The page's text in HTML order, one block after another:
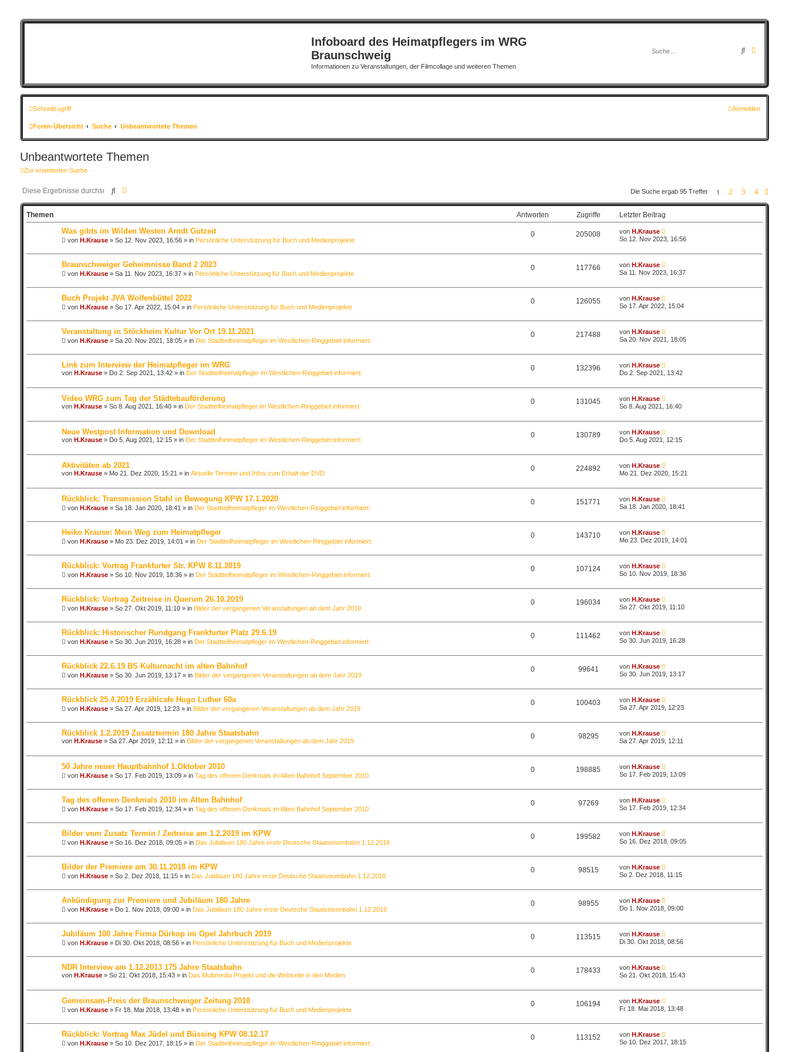
Infoboard des Heimatpflegers im WRG
Braunschweig
Informationen zu Veranstaltungen, der Filmcollage und weiteren Themen
Suche
Schnellzugriff Anmelden
Foren-Übersicht Suche Unbeantwortete Themen
Unbeantwortete Themen
Zur erweiterten Suche
SucheErweiterte Suche Die Suche ergab 95 Treffer 1 2 3 4
Themen Antworten Zugriffe Letzter Beitrag
Was gibts im Wilden Westen Arndt Gutzeit
von H.Krause» So 12. Nov 2023, 16:56» in Persönliche Unterstützung für Buch und Medienprojekte
0 205008 vonH.Krause
So 12. Nov 2023, 16:56
Braunschweiger Geheimnisse Band 2 2023
von H.Krause» Sa 11. Nov 2023, 16:37» in Persönliche Unterstützung für Buch und Medienprojekte
0 117766 vonH.Krause
Sa 11. Nov 2023, 16:37
Buch Projekt JVA Wolfenbüttel 2022
von H.Krause» So 17. Apr 2022, 15:04» in Persönliche Unterstützung für Buch und Medienprojekte
0 126055 vonH.Krause
So 17. Apr 2022, 15:04
Veranstaltung in Stöckheim Kultur Vor Ort 19.11.2021
von H.Krause» Sa 20. Nov 2021, 18:05» in Der Stadtteilheimatpfleger im Westlichen-Ringgebiet informiert:
0 217488 vonH.Krause
Sa 20. Nov 2021, 18:05
Link zum Interview der Heimatpfleger im WRG
von H.Krause» Do 2. Sep 2021, 13:42» in Der Stadtteilheimatpfleger im Westlichen-Ringgebiet informiert:
0 132396 vonH.Krause
Do 2. Sep 2021, 13:42
Video WRG zum Tag der Städtebauförderung
von H.Krause» So 8. Aug 2021, 16:40» in Der Stadtteilheimatpfleger im Westlichen-Ringgebiet informiert:
0 131045 vonH.Krause
So 8. Aug 2021, 16:40
Neue Westpost Information und Download
von H.Krause» Do 5. Aug 2021, 12:15» in Der Stadtteilheimatpfleger im Westlichen-Ringgebiet informiert:
0 130789 vonH.Krause
Do 5. Aug 2021, 12:15
Aktivitäten ab 2021
von H.Krause» Mo 21. Dez 2020, 15:21 » in Aktuelle Termine und Infos zum Erhalt der DVD
0 224892 vonH.Krause
Mo 21. Dez 2020, 15:21
Rückblick: Transmission Stahl in Bewegung KPW 17.1.2020
von H.Krause» Sa 18. Jan 2020, 18:41 » in Der Stadtteilheimatpfleger im Westlichen-Ringgebiet informiert:
0 151771 vonH.Krause
Sa 18. Jan 2020, 18:41
Heiko Krause: Mein Weg zum Heimatpfleger
von H.Krause» Mo 23. Dez 2019, 14:01 » in Der Stadtteilheimatpfleger im Westlichen-Ringgebiet informiert:
0 143710 vonH.Krause
Mo 23. Dez 2019, 14:01
Rückblick: Vortrag Frankfurter Str. KPW 8.11.2019
von H.Krause» So 10. Nov 2019, 18:36» in Der Stadtteilheimatpfleger im Westlichen-Ringgebiet informiert:
0 107124 vonH.Krause
So 10. Nov 2019, 18:36
Rückblick: Vortrag Zeitreise in Querum 26.10.2019
von H.Krause» So 27. Okt 2019, 11:10» in Bilder der vergangenen Veranstaltungen ab dem Jahr 2019
0 196034 vonH.Krause
So 27. Okt 2019, 11:10
Rückblick: Historischer Rundgang Frankfurter Platz 29.6.19
von H.Krause» So 30. Jun 2019, 16:28» in Der Stadtteilheimatpfleger im Westlichen-Ringgebiet informiert:
0 111462 vonH.Krause
So 30. Jun 2019, 16:28
Rückblick 22.6.19 BS Kulturnacht im alten Bahnhof
von H.Krause» So 30. Jun 2019, 13:17» in Bilder der vergangenen Veranstaltungen ab dem Jahr 2019
0 99641 vonH.Krause
So 30. Jun 2019, 13:17
Rückblick 25.4.2019 Erzählcafe Hugo Luther 60a
von H.Krause» Sa 27. Apr 2019, 12:23» in Bilder der vergangenen Veranstaltungen ab dem Jahr 2019
0 100403 vonH.Krause
Sa 27. Apr 2019, 12:23
Rückblick 1.2.2019 Zusatztermin 180 Jahre Staatsbahn
von H.Krause» Sa 27. Apr 2019, 12:11 » in Bilder der vergangenen Veranstaltungen ab dem Jahr 2019
0 98295 vonH.Krause
Sa 27. Apr 2019, 12:11
50 Jahre neuer Hauptbahnhof 1.Oktober 2010
von H.Krause» So 17. Feb 2019, 13:09» in Tag des offenen Denkmals im Alten Bahnhof September 2010
0 198885 vonH.Krause
So 17. Feb 2019, 13:09
Tag des offenen Denkmals 2010 im Alten Bahnhof
von H.Krause» So 17. Feb 2019, 12:34» in Tag des offenen Denkmals im Alten Bahnhof September 2010
0 97269 vonH.Krause
So 17. Feb 2019, 12:34
Bilder vom Zusatz Termin / Zeitreise am 1.2.2019 im KPW
von H.Krause» So 16. Dez 2018, 09:05» in Das Jubiläum 180 Jahre erste Deutsche Staatseisenbahn 1.12.2018
0 199582 vonH.Krause
So 16. Dez 2018, 09:05
Bilder der Premiere am 30.11.2018 im KPW
von H.Krause» So 2. Dez 2018, 11:15» in Das Jubiläum 180 Jahre erste Deutsche Staatseisenbahn 1.12.2018
0 98515 vonH.Krause
So 2. Dez 2018, 11:15
Ankündigung zur Premiere und Jubiläum 180 Jahre
von H.Krause» Do 1. Nov 2018, 09:00» in Das Jubiläum 180 Jahre erste Deutsche Staatseisenbahn 1.12.2018
0 98955 vonH.Krause
Do 1. Nov 2018, 09:00
Jubiläum 100 Jahre Firma Dürkop im Opel Jahrbuch 2019
von H.Krause» Di 30. Okt 2018, 08:56» in Persönliche Unterstützung für Buch und Medienprojekte
0 113515 vonH.Krause
Di 30. Okt 2018, 08:56
NDR Interview am 1.12.2013 175 Jahre Staatsbahn
von H.Krause» So 21. Okt 2018, 15:43» in Das Multimedia Projekt und die Webseite in den Medien
0 178433 vonH.Krause
So 21. Okt 2018, 15:43
Gemeinsam-Preis der Braunschweiger Zeitung 2018
von H.Krause» Fr 18. Mai 2018, 13:48» in Persönliche Unterstützung für Buch und Medienprojekte
0 106194 vonH.Krause
Fr 18. Mai 2018, 13:48
Rückblick: Vortrag Max Jüdel und Büssing KPW 08.12.17
von H.Krause» So 10. Dez 2017, 18:15» in Der Stadtteilheimatpfleger im Westlichen-Ringgebiet informiert:
0 113152 vonH.Krause
So 10. Dez 2017, 18:15